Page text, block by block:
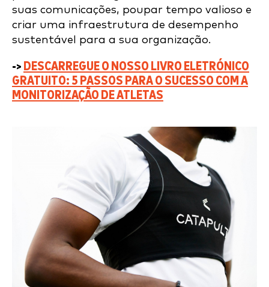
suas comunicações, poupar tempo valioso e
criar uma infraestrutura de desempenho
sustentável para a sua organização.
-> DESCARREGUE O NOSSO LIVRO ELETRÓNICO
GRATUITO: 5 PASSOS PARA O SUCESSO COM A
MONITORIZAÇÃO DE ATLETAS